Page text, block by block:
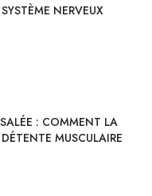
NERVEUX
: COMMENT LA
MUSCULAIRE